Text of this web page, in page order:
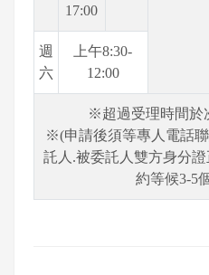
17:00
週
六
上午8:30-
12:00
※超過受理時間於
※(申請後須等專人電話
託人.被委託人雙方身分
約等候3-5